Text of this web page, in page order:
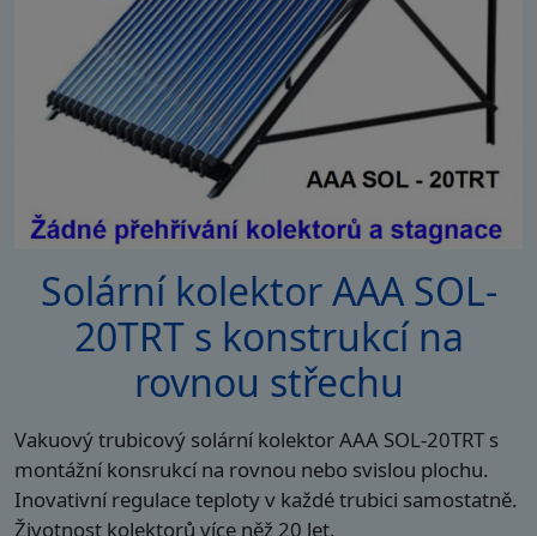
Solární kolektor AAA SOL-
20TRT s konstrukcí na
rovnou střechu
Vakuový trubicový solární kolektor AAA SOL-20TRT s
montážní konsrukcí na rovnou nebo svislou plochu.
Inovativní regulace teploty v každé trubici samostatně.
Životnost kolektorů více něž 20 let.